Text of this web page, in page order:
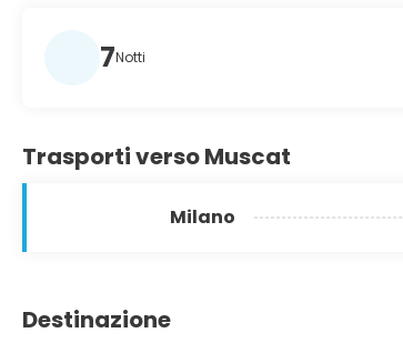
7Notti
Trasporti verso Muscat
Milano
Destinazione